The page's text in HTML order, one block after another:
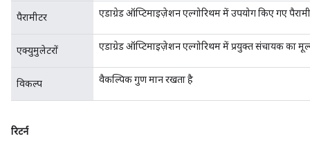
पैरामीटर एडाग्रेड ऑप्टिमाइज़ेशन एल्गोरिथम में उपयोग किए गए
एक्युमुलेटरों एडाग्रेड ऑप्टिमाइज़ेशन एल्गोरिथम में प्रयुक्त संचायक का
विकल्प वैकल्पिक गुण मान रखता है
रिटर्न